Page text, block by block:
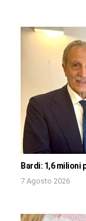
Bardi: 1,6 milioni
7 Agosto 2026